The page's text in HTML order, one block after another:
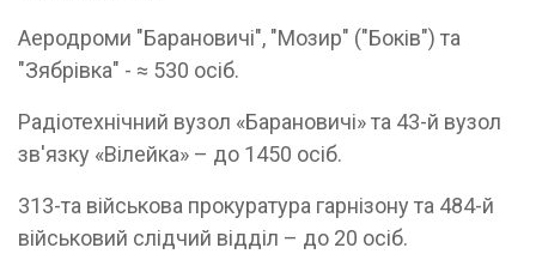
Аеродроми "Барановичі", "Мозир" ("Боків") та
"Зябрівка" - ≈ 530 осіб.
Радіотехнічний вузол «Барановичі» та 43-й вузол
зв'язку «Вілейка» – до 1450 осіб.
313-та військова прокуратура гарнізону та 484-й
військовий слідчий відділ – до 20 осіб.